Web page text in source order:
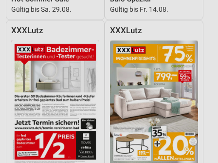
Gültig bis Sa. 29.08. Gültig bis Fr. 14.08.
XXXLutz XXXLutz